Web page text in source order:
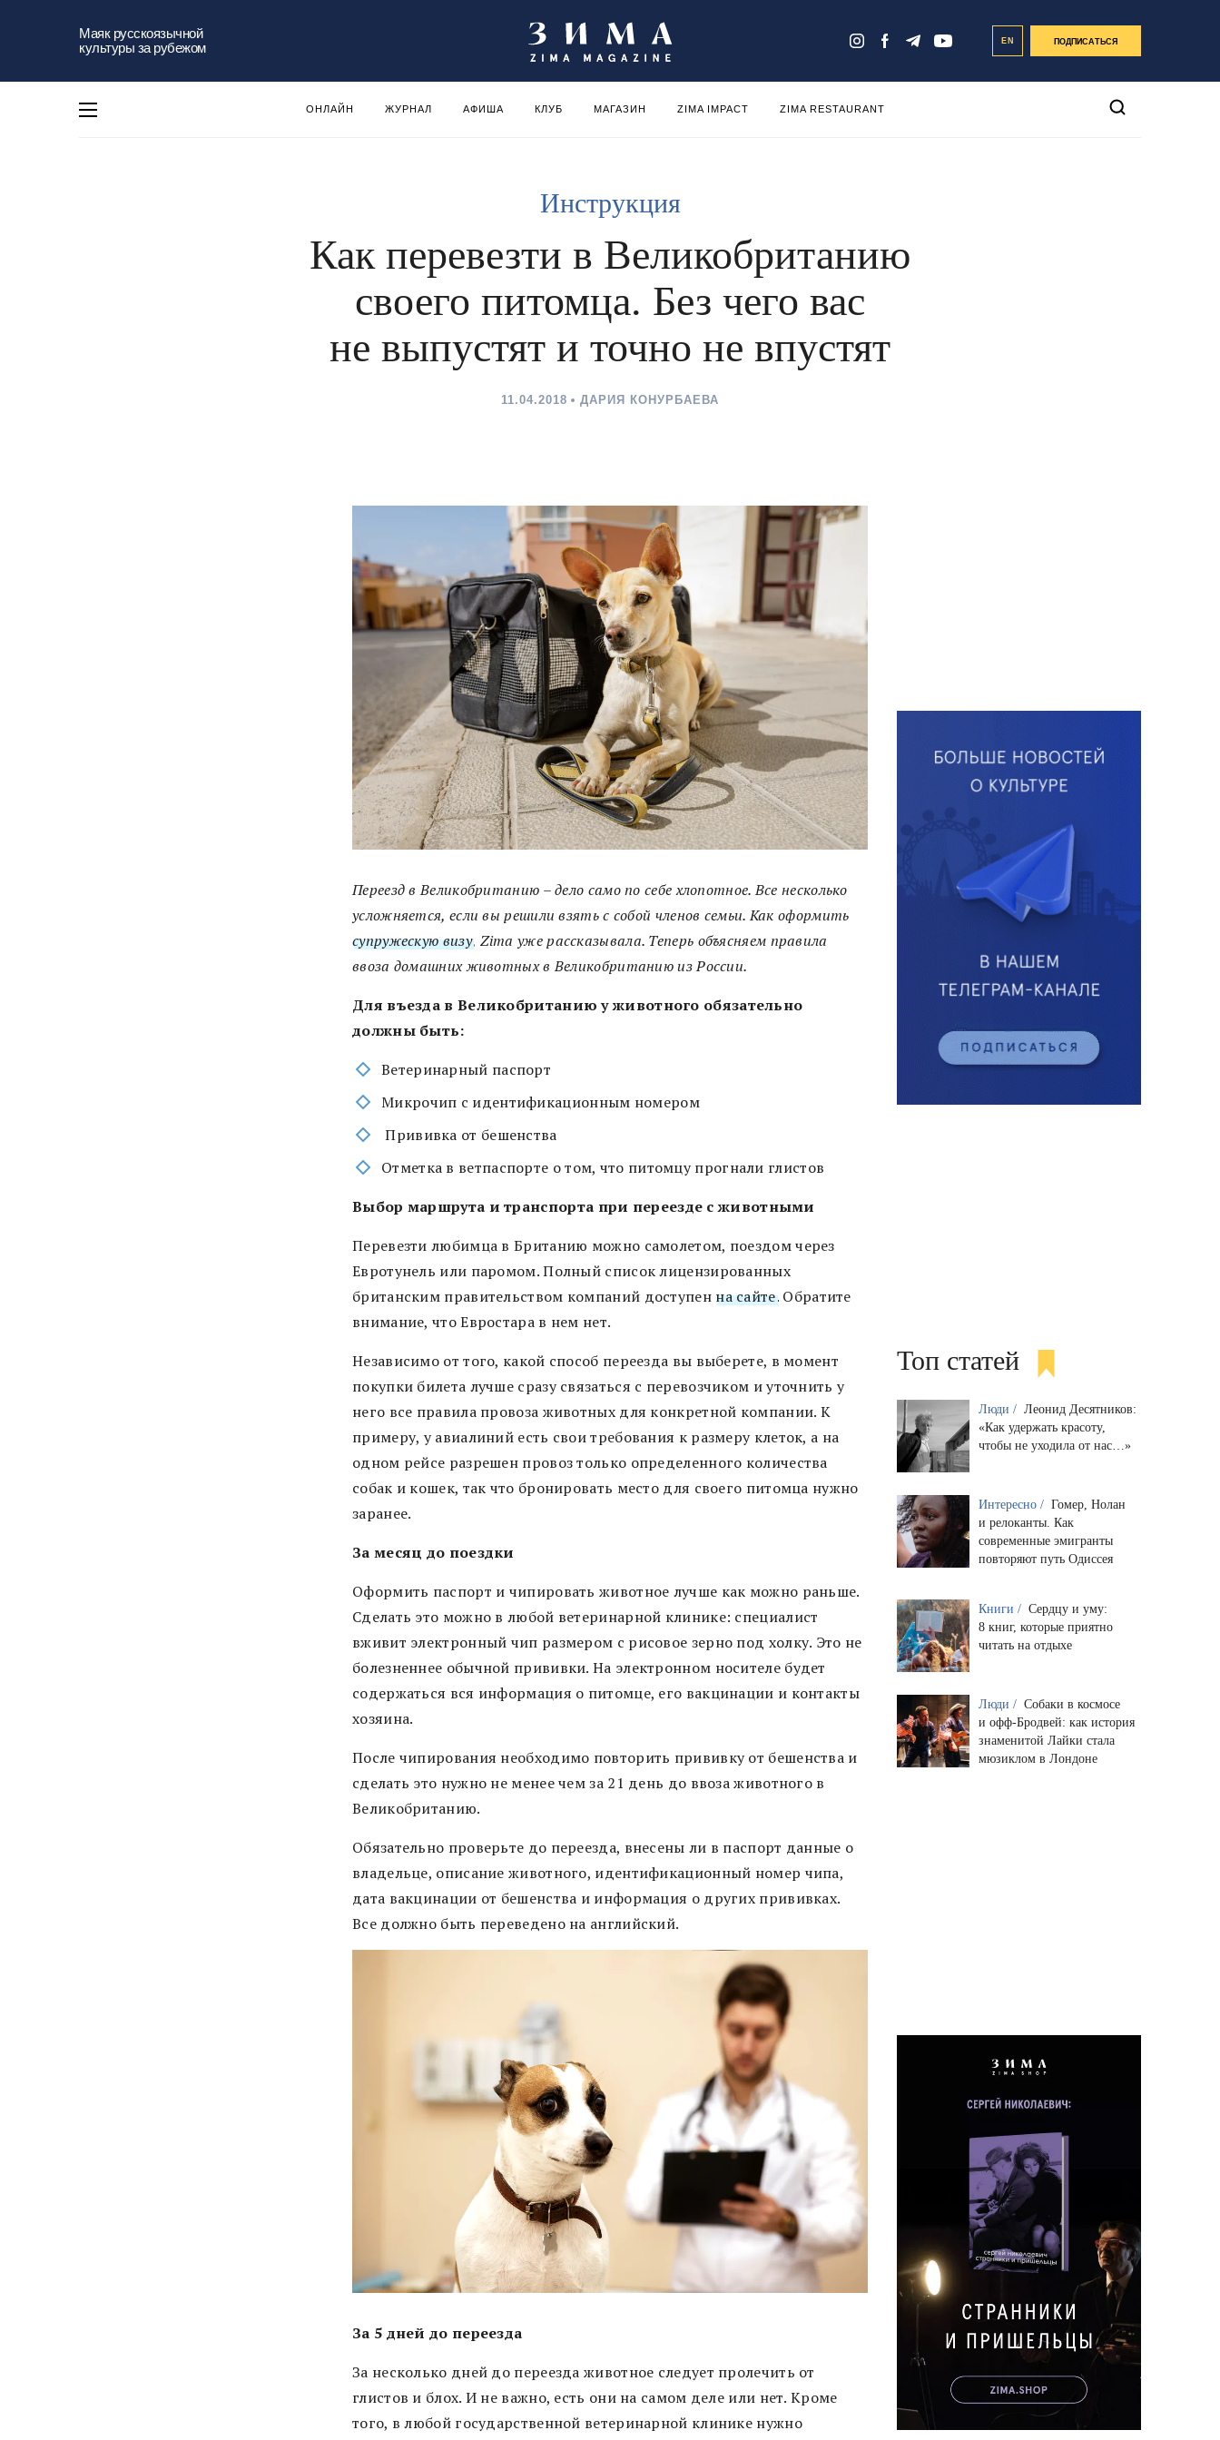
Маяк русскоязычной
культуры за рубежом
EN ПОДПИСАТЬСЯ
ОНЛАЙН ЖУРНАЛ АФИША КЛУБ МАГАЗИН ZIMA IMPACT ZIMA RESTAURANT
Инструкция
Как перевезти в Великобританию
своего питомца. Без чего вас
не выпустят и точно не впустят
11.04.2018 ДАРИЯ КОНУРБАЕВА
Переезд в Великобританию – дело само по себе хлопотное. Все несколько
усложняется, если вы решили взять с собой членов семьи. Как оформить
супружескую визу, Zima уже рассказывала. Теперь объясняем правила
ввоза домашних животных в Великобританию из России.
Для въезда в Великобританию у животного обязательно
должны быть:
Ветеринарный паспорт
Микрочип с идентификационным номером
Прививка от бешенства
Отметка в ветпаспорте о том, что питомцу прогнали глистов
Выбор маршрута и транспорта при переезде с животными
Перевезти любимца в Британию можно самолетом, поездом через
Евротунель или паромом. Полный список лицензированных
британским правительством компаний доступен на сайте. Обратите
внимание, что Евростара в нем нет.
Независимо от того, какой способ переезда вы выберете, в момент
покупки билета лучше сразу связаться с перевозчиком и уточнить у
него все правила провоза животных для конкретной компании. К
примеру, у авиалиний есть свои требования к размеру клеток, а на
одном рейсе разрешен провоз только определенного количества
собак и кошек, так что бронировать место для своего питомца нужно
заранее.
За месяц до поездки
Оформить паспорт и чипировать животное лучше как можно раньше.
Сделать это можно в любой ветеринарной клинике: специалист
вживит электронный чип размером с рисовое зерно под холку. Это не
болезненнее обычной прививки. На электронном носителе будет
содержаться вся информация о питомце, его вакцинации и контакты
хозяина.
После чипирования необходимо повторить прививку от бешенства и
сделать это нужно не менее чем за 21 день до ввоза животного в
Великобританию.
Обязательно проверьте до переезда, внесены ли в паспорт данные о
владельце, описание животного, идентификационный номер чипа,
дата вакцинации от бешенства и информация о других прививках.
Все должно быть переведено на английский.
За 5 дней до переезда
За несколько дней до переезда животное следует пролечить от
глистов и блох. И не важно, есть они на самом деле или нет. Кроме
того, в любой государственной ветеринарной клинике нужно
Топ статей
Люди / Леонид Десятников:
«Как удержать красоту,
чтобы не уходила от нас…»
Интересно / Гомер, Нолан
и релоканты. Как
современные эмигранты
повторяют путь Одиссея
Книги / Сердцу и уму:
8 книг, которые приятно
читать на отдыхе
Люди / Собаки в космосе
и офф-Бродвей: как история
знаменитой Лайки стала
мюзиклом в Лондоне